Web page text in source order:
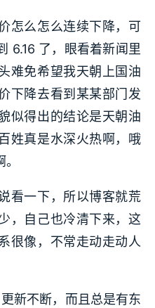
怎么怎么连续下降，可
6.16 了，眼看着新闻里
难免希望我天朝上国油
下降去看到某某部门发
似得出的结论是天朝油
姓真是水深火热啊，哦
看一下，所以博客就荒
，自己也冷清下来，这
很像，不常走动走动人
更新不断，而且总是有东